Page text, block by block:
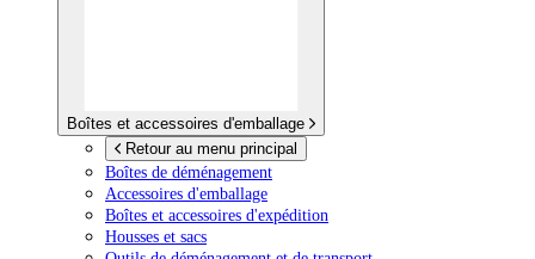
Boîtes et accessoires d'emballage
Retour au menu principal
Boîtes de déménagement
Accessoires d'emballage
Boîtes et accessoires d'expédition
Housses et sacs